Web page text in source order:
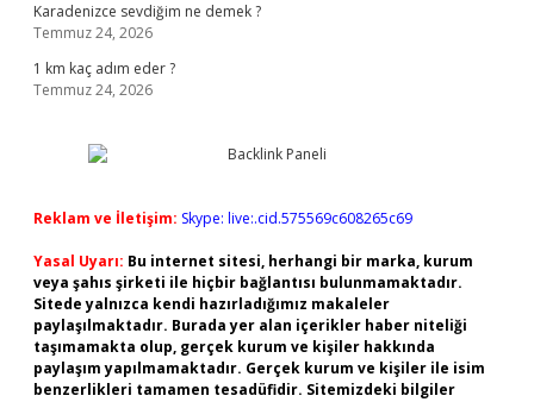
Karadenizce sevdiğim ne demek ?
Temmuz 24, 2026
1 km kaç adım eder ?
Temmuz 24, 2026
Reklam ve İletişim: Skype: live:.cid.575569c608265c69
Yasal Uyarı: Bu internet sitesi, herhangi bir marka, kurum
veya şahıs şirketi ile hiçbir bağlantısı bulunmamaktadır.
Sitede yalnızca kendi hazırladığımız makaleler
paylaşılmaktadır. Burada yer alan içerikler haber niteliği
taşımamakta olup, gerçek kurum ve kişiler hakkında
paylaşım yapılmamaktadır. Gerçek kurum ve kişiler ile isim
benzerlikleri tamamen tesadüfidir. Sitemizdeki bilgiler